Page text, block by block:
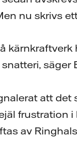
nu skrivs
att
frustration
av